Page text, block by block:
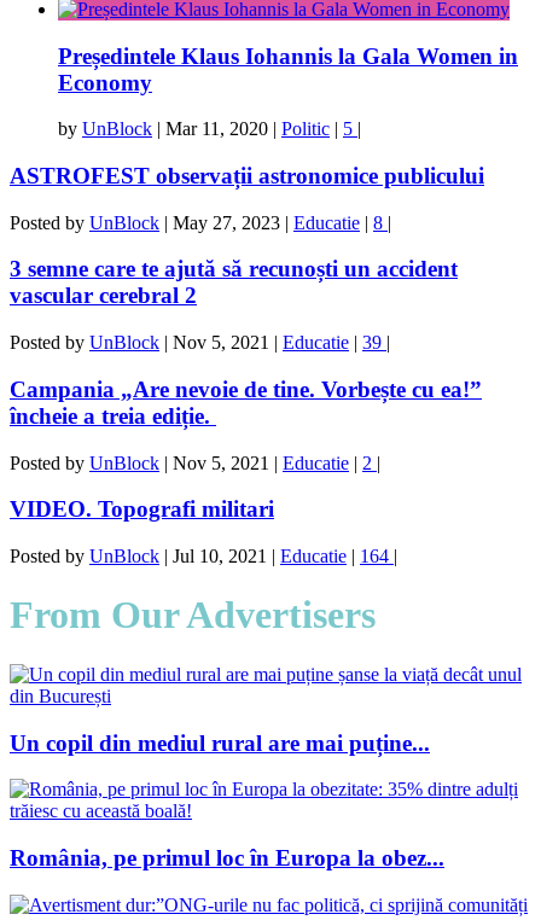
Președintele Klaus Iohannis la Gala Women in
Economy
by UnBlock | Mar 11, 2020 | Politic | 5 |
ASTROFEST observații astronomice publicului
Posted by UnBlock | May 27, 2023 | Educatie | 8 |
3 semne care te ajută să recunoști un accident
vascular cerebral 2
Posted by UnBlock | Nov 5, 2021 | Educatie | 39 |
Campania „Are nevoie de tine. Vorbește cu ea!”
încheie a treia ediție.
Posted by UnBlock | Nov 5, 2021 | Educatie | 2 |
VIDEO. Topografi militari
Posted by UnBlock | Jul 10, 2021 | Educatie | 164 |
From Our Advertisers
Un copil din mediul rural are mai puține...
România, pe primul loc în Europa la obez...